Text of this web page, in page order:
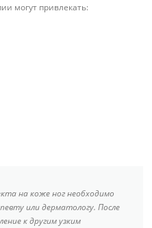
могут привлекать:
на коже ног необходимо
или дерматологу. После
к другим узким